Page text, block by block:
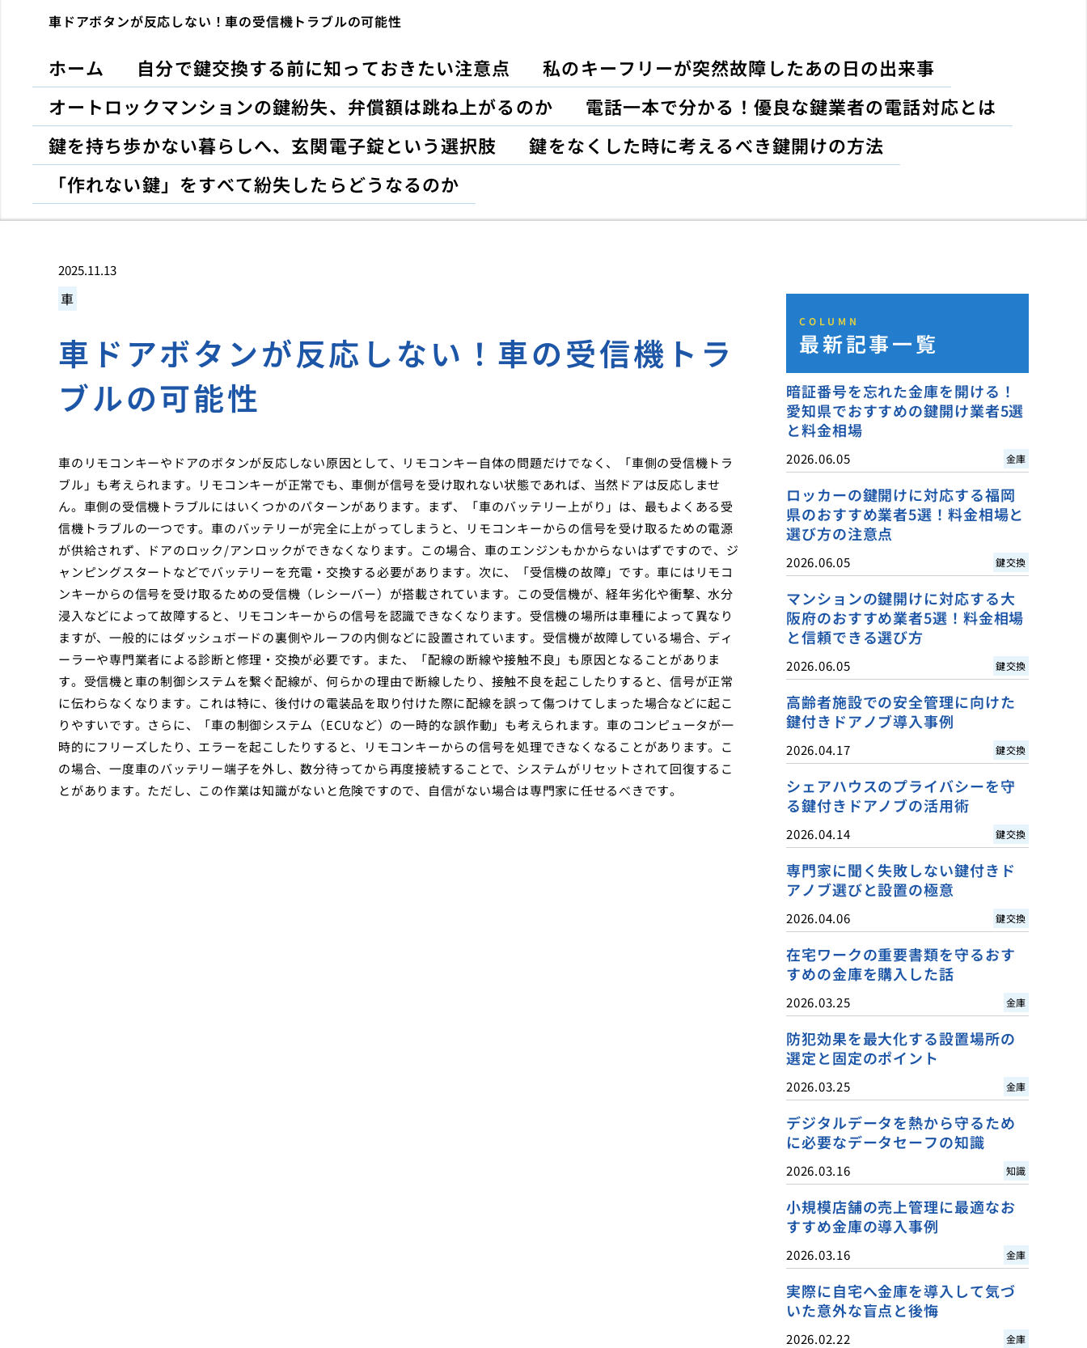
車ドアボタンが反応しない！車の受信機トラブルの可能性
ホーム 自分で鍵交換する前に知っておきたい注意点
私のキーフリーが突然故障したあの日の出来事
オートロックマンションの鍵紛失、弁償額は跳ね上がるのか
電話一本で分かる！優良な鍵業者の電話対応とは
鍵を持ち歩かない暮らしへ、玄関電子錠という選択肢
鍵をなくした時に考えるべき鍵開けの方法
「作れない鍵」をすべて紛失したらどうなるのか
2025.11.13
車
車ドアボタンが反応しない！車の受信機トラ
ブルの可能性
車のリモコンキーやドアのボタンが反応しない原因として、リモコンキー自体の問題だけでなく、「車側の受信機トラ
ブル」も考えられます。リモコンキーが正常でも、車側が信号を受け取れない状態であれば、当然ドアは反応しませ
ん。車側の受信機トラブルにはいくつかのパターンがあります。まず、「車のバッテリー上がり」は、最もよくある受
信機トラブルの一つです。車のバッテリーが完全に上がってしまうと、リモコンキーからの信号を受け取るための電源
が供給されず、ドアのロック/アンロックができなくなります。この場合、車のエンジンもかからないはずですので、ジ
ャンピングスタートなどでバッテリーを充電・交換する必要があります。次に、「受信機の故障」です。車にはリモコ
ンキーからの信号を受け取るための受信機（レシーバー）が搭載されています。この受信機が、経年劣化や衝撃、水分
浸入などによって故障すると、リモコンキーからの信号を認識できなくなります。受信機の場所は車種によって異なり
ますが、一般的にはダッシュボードの裏側やルーフの内側などに設置されています。受信機が故障している場合、ディ
ーラーや専門業者による診断と修理・交換が必要です。また、「配線の断線や接触不良」も原因となることがありま
す。受信機と車の制御システムを繋ぐ配線が、何らかの理由で断線したり、接触不良を起こしたりすると、信号が正常
に伝わらなくなります。これは特に、後付けの電装品を取り付けた際に配線を誤って傷つけてしまった場合などに起こ
りやすいです。さらに、「車の制御システム（ECUなど）の一時的な誤作動」も考えられます。車のコンピュータが一
時的にフリーズしたり、エラーを起こしたりすると、リモコンキーからの信号を処理できなくなることがあります。こ
の場合、一度車のバッテリー端子を外し、数分待ってから再度接続することで、システムがリセットされて回復するこ
とがあります。ただし、この作業は知識がないと危険ですので、自信がない場合は専門家に任せるべきです。
COLUMN
最新記事一覧
暗証番号を忘れた金庫を開ける！
愛知県でおすすめの鍵開け業者5選
と料金相場
2026.06.05 金庫
ロッカーの鍵開けに対応する福岡
県のおすすめ業者5選！料金相場と
選び方の注意点
2026.06.05 鍵交換
マンションの鍵開けに対応する大
阪府のおすすめ業者5選！料金相場
と信頼できる選び方
2026.06.05 鍵交換
高齢者施設での安全管理に向けた
鍵付きドアノブ導入事例
2026.04.17 鍵交換
シェアハウスのプライバシーを守
る鍵付きドアノブの活用術
2026.04.14 鍵交換
専門家に聞く失敗しない鍵付きド
アノブ選びと設置の極意
2026.04.06 鍵交換
在宅ワークの重要書類を守るおす
すめの金庫を購入した話
2026.03.25 金庫
防犯効果を最大化する設置場所の
選定と固定のポイント
2026.03.25 金庫
デジタルデータを熱から守るため
に必要なデータセーフの知識
2026.03.16 知識
小規模店舗の売上管理に最適なお
すすめ金庫の導入事例
2026.03.16 金庫
実際に自宅へ金庫を導入して気づ
いた意外な盲点と後悔
2026.02.22 金庫